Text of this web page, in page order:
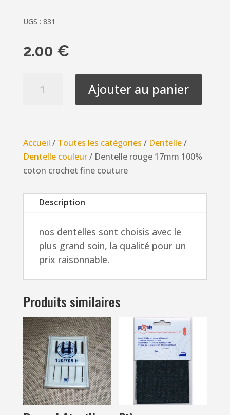
UGS : 831
2.00 €
100%
coton
crochet
fine
couture
Ajouter au panier
Accueil / Toutes les catégories / Dentelle/
Dentelle couleur/ Dentelle rouge 17mm 100%
coton crochet fine couture
Description
nos dentelles sont choisis avec le
plus grand soin, la qualité pour un
prix raisonnable.
Produits similaires